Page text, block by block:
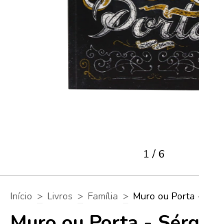
1/6
Início > Livros > Família > Muro ou Porta